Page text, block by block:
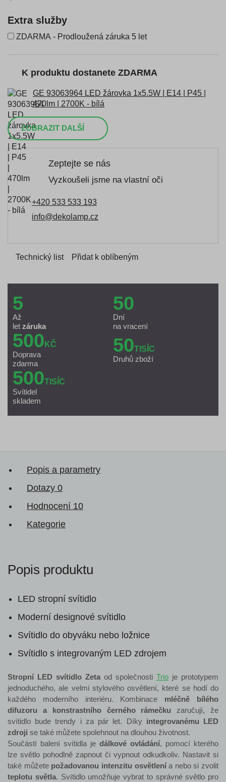
Extra služby
ZDARMA - Prodloužená záruka 5 let
K produktu dostanete ZDARMA
GE 93063964 LED žárovka 1x5.5W | E14 | P45 |
470lm | 2700K - bílá
ZOBRAZIT DALŠÍ
Zeptejte se nás
Vyzkoušeli jsme na vlastní oči
+420 533 533 193
info@dekolamp.cz
Technický list Přidat k oblíbeným
5
Až
let záruka
50
Dní
na vracení
500 KČ
Doprava
zdarma
50TISÍC
Druhů zboží
500TISÍC
Svítidel
skladem
Popis a parametry
Dotazy 0
Hodnocení 10
Kategorie
Popis produktu
LED stropní svítidlo
Moderní designové svítidlo
Svítidlo do obyváku nebo ložnice
Svítidlo s integrovaným LED zdrojem
Stropní LED svítidlo Zeta od společnosti Trio je prototypem
jednoduchého, ale velmi stylového osvětlení, které se hodí do
každého moderního interiéru. Kombinace mléčně bílého
difuzoru a konstrastního černého rámečku zaručují, že
svítidlo bude trendy i za pár let. Díky integrovanému LED
zdroji se také můžete spolehnout na dlouhou životnost.
Součástí balení svítidla je dálkové ovládání, pomocí kterého
lze světlo pohodlně zapnout či vypnout odkudkoliv. Nastavit si
také můžete požadovanou intenzitu osvětlenía nebo si zvolit
teplotu světla. Svítidlo umožňuje vybrat to správné světlo pro